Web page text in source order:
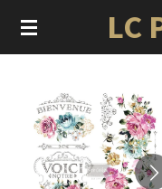
Ga
direct
hoofdinhoud
LC